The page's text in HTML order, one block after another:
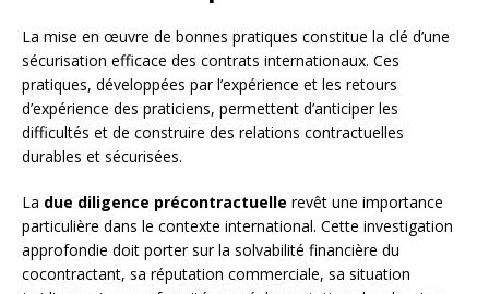
La mise en œuvre de bonnes pratiques constitue la clé d’une
sécurisation efficace des contrats internationaux. Ces
pratiques, développées par l’expérience et les retours
d’expérience des praticiens, permettent d’anticiper les
difficultés et de construire des relations contractuelles
durables et sécurisées.
La due diligence précontractuelle revêt une importance
particulière dans le contexte international. Cette investigation
approfondie doit porter sur la solvabilité financière du
cocontractant, sa réputation commerciale, sa situation